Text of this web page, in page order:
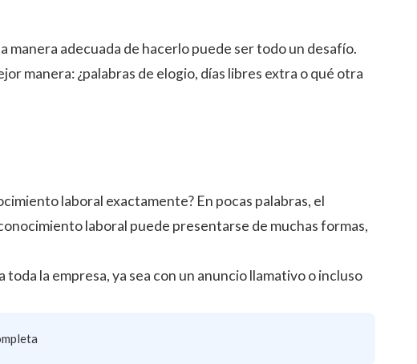
adecuada de hacerlo puede ser todo un desafío.
manera: ¿palabras de elogio, días libres extra o qué otra
laboral exactamente? En pocas palabras, el
laboral puede presentarse de muchas formas,
la empresa, ya sea con un anuncio llamativo o incluso